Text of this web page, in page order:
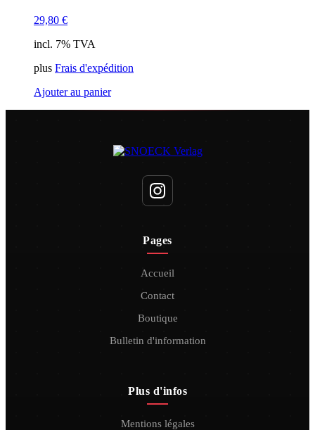
29,80 €
incl. 7% TVA
plus Frais d'expédition
Ajouter au panier
Pages
Accueil
Contact
Boutique
Bulletin d'information
Plus d'infos
Mentions légales